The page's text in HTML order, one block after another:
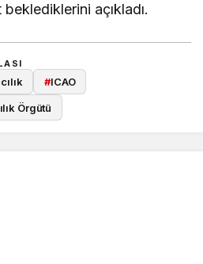
açıkladı.
#ICAO
Örgütü